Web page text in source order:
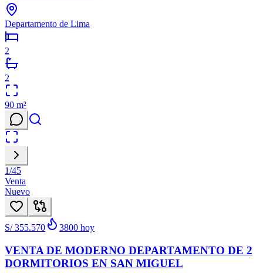
Departamento de Lima
2
2
90 m²
1/45
Venta
Nuevo
S/ 355.570 3800 hoy
VENTA DE MODERNO DEPARTAMENTO DE 2
DORMITORIOS EN SAN MIGUEL